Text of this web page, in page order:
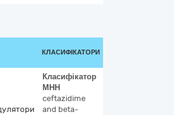
КЛАСИФІКАТОРИ
Класифікатор
МНН
ceftazidime
and beta-